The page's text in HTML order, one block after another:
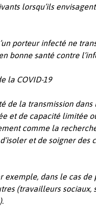
lorsqu’ils
porteur infecté ne
bonne santé contre
la COVID-19
de la transmission
et de capacité limitée
comme la
et de soigner des
exemple, dans le cas de
(travailleurs sociaux,